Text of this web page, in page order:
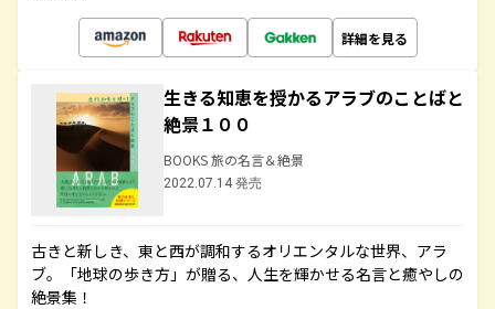
詳細を見る
生きる知恵を授かるアラブのことばと
絶景１００
BOOKS 旅の名言＆絶景
2022.07.14 発売
古きと新しき、東と西が調和するオリエンタルな世界、アラ
ブ。「地球の歩き方」が贈る、人生を輝かせる名言と癒やしの
絶景集！